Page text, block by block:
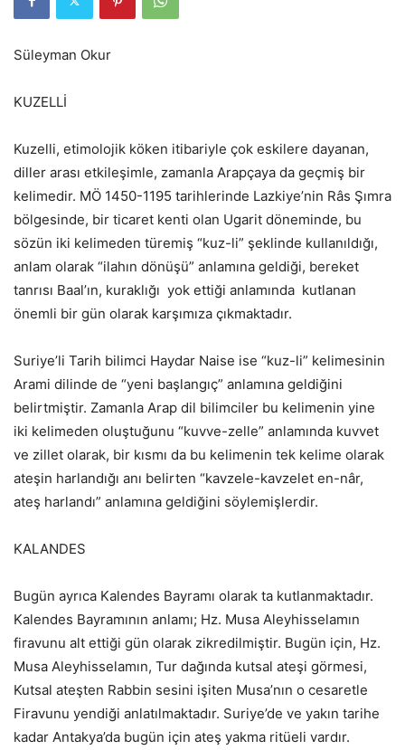
Süleyman Okur
KUZELLİ
Kuzelli, etimolojik köken itibariyle çok eskilere dayanan,
diller arası etkileşimle, zamanla Arapçaya da geçmiş bir
kelimedir. MÖ 1450-1195 tarihlerinde Lazkiye’nin Râs Şımra
bölgesinde, bir ticaret kenti olan Ugarit döneminde, bu
sözün iki kelimeden türemiş “kuz-li” şeklinde kullanıldığı,
anlam olarak “ilahın dönüşü” anlamına geldiği, bereket
tanrısı Baal’ın, kuraklığı yok ettiği anlamında kutlanan
önemli bir gün olarak karşımıza çıkmaktadır.
Suriye’li Tarih bilimci Haydar Naise ise “kuz-li” kelimesinin
Arami dilinde de “yeni başlangıç” anlamına geldiğini
belirtmiştir. Zamanla Arap dil bilimciler bu kelimenin yine
iki kelimeden oluştuğunu “kuvve-zelle” anlamında kuvvet
ve zillet olarak, bir kısmı da bu kelimenin tek kelime olarak
ateşin harlandığı anı belirten “kavzele-kavzelet en-nâr,
ateş harlandı” anlamına geldiğini söylemişlerdir.
KALANDES
Bugün ayrıca Kalendes Bayramı olarak ta kutlanmaktadır.
Kalendes Bayramının anlamı; Hz. Musa Aleyhisselamın
firavunu alt ettiği gün olarak zikredilmiştir. Bugün için, Hz.
Musa Aleyhisselamın, Tur dağında kutsal ateşi görmesi,
Kutsal ateşten Rabbin sesini işiten Musa’nın o cesaretle
Firavunu yendiği anlatılmaktadır. Suriye’de ve yakın tarihe
kadar Antakya’da bugün için ateş yakma ritüeli vardır.